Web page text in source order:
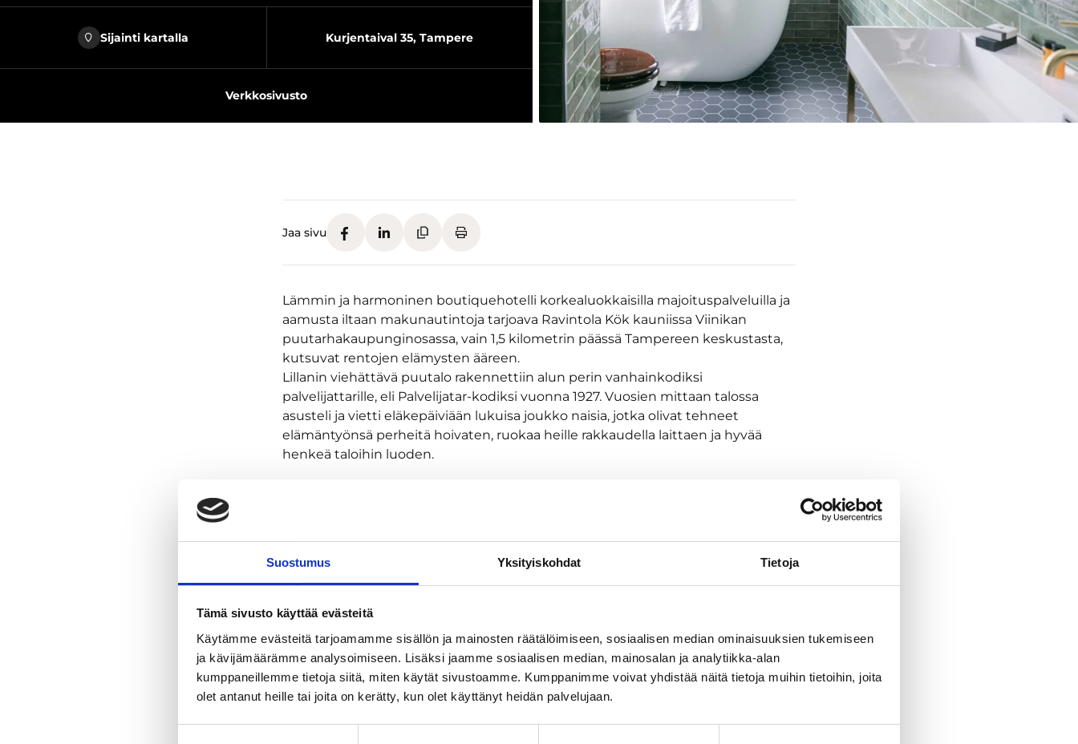
Suostumus Yksityiskohdat Tietoja
Tämä sivusto käyttää evästeitä
Käytämme evästeitä tarjoamamme sisällön ja mainosten räätälöimiseen, sosiaalisen median ominaisuuksien tukemiseen
ja kävijämäärämme analysoimiseen. Lisäksi jaamme sosiaalisen median, mainosalan ja analytiikka-alan
kumppaneillemme tietoja siitä, miten käytät sivustoamme. Kumppanimme voivat yhdistää näitä tietoja muihin tietoihin, joita
olet antanut heille tai joita on kerätty, kun olet käyttänyt heidän palvelujaan.
Sijainti kartalla Kurjentaival 35, Tampere
Verkkosivusto
Jaa sivu
Lämmin ja harmoninen boutiquehotelli korkealuokkaisilla majoituspalveluilla ja
aamusta iltaan makunautintoja tarjoava Ravintola Kök kauniissa Viinikan
puutarhakaupunginosassa, vain 1,5 kilometrin päässä Tampereen keskustasta,
kutsuvat rentojen elämysten ääreen.
Lillanin viehättävä puutalo rakennettiin alun perin vanhainkodiksi
palvelijattarille, eli Palvelijatar-kodiksi vuonna 1927. Vuosien mittaan talossa
asusteli ja vietti eläkepäiviään lukuisa joukko naisia, jotka olivat tehneet
elämäntyönsä perheitä hoivaten, ruokaa heille rakkaudella laittaen ja hyvää
henkeä taloihin luoden.
Me lillanilaiset olemme saaneet kunnian ottaa vastaan tämän talon ja sen
entisten asukkaiden meille antaman perinnön. Tehtävän, jonka avainsanoja
Tuore ja monipuolinen artesaaniaamiainen sesonkien mukaan vaihtuvilla ja
vaihtoehdot kruunaavat vierailun hotellihuoneen hintaan sisältyen.
Hotellissamme vieraille tarjoamme maksuttoman wifi-yhteyden ja pysäköinnin.